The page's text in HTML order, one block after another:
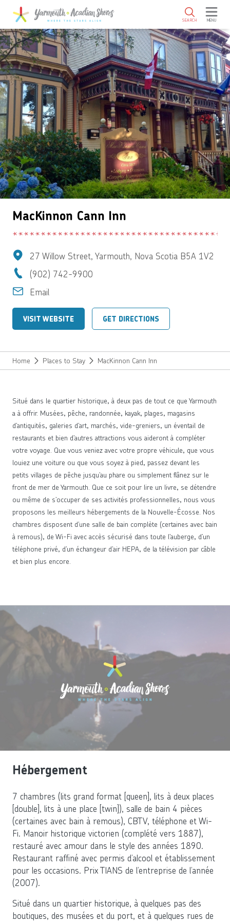
SKIP TO MAIN CONTENT
SEARCH MENU
MacKinnon Cann Inn
27 Willow Street, Yarmouth, Nova Scotia B5A 1V2
(902) 742-9900
Email
VISIT WEBSITE GET DIRECTIONS
Home Places to Stay MacKinnon Cann Inn
Situé dans le quartier historique, à deux pas de tout ce que Yarmouth
a à offrir. Musées, pêche, randonnée, kayak, plages, magasins
d’antiquités, galeries d’art, marchés, vide-greniers, un éventail de
restaurants et bien d’autres attractions vous aideront à compléter
votre voyage. Que vous veniez avec votre propre véhicule, que vous
louiez une voiture ou que vous soyez à pied, passez devant les
petits villages de pêche jusqu’au phare ou simplement flânez sur le
front de mer de Yarmouth. Que ce soit pour lire un livre, se détendre
ou même de s’occuper de ses activités professionnelles, nous vous
proposons les meilleurs hébergements de la Nouvelle-Écosse. Nos
chambres disposent d’une salle de bain complète (certaines avec bain
à remous), de Wi-Fi avec accès sécurisé dans toute l’auberge, d’un
téléphone privé, d’un échangeur d’air HEPA, de la télévision par câble
et bien plus encore.
Hébergement
7 chambres (lits grand format [queen], lits à deux places
[double], lits à une place [twin]), salle de bain 4 pièces
(certaines avec bain à remous), CBTV, téléphone et Wi-
Fi. Manoir historique victorien (complété vers 1887),
restauré avec amour dans le style des années 1890.
Restaurant raffiné avec permis d’alcool et établissement
pour les occasions. Prix TIANS de l’entreprise de l’année
(2007).
Situé dans un quartier historique, à quelques pas des
boutiques, des musées et du port, et à quelques rues de